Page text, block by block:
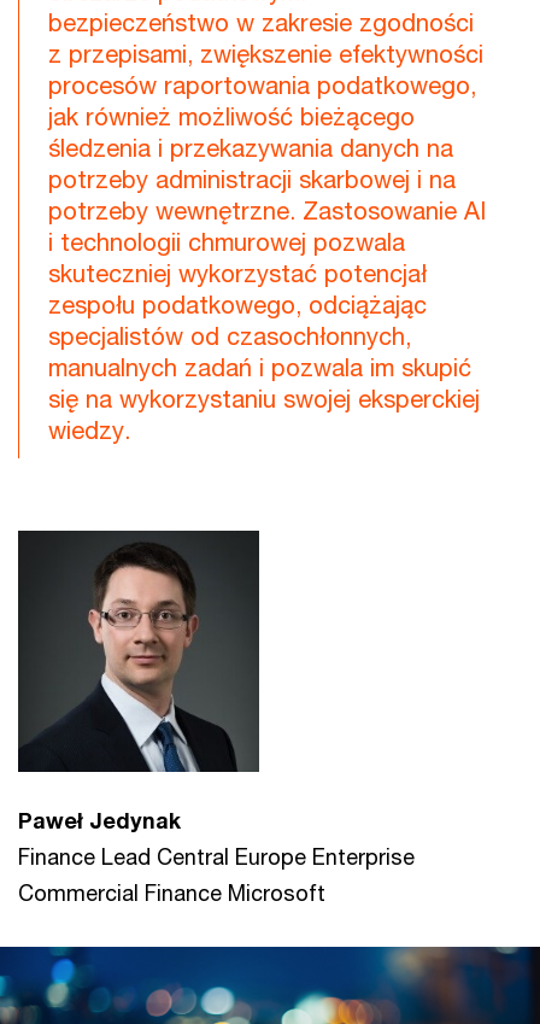
Paweł Jedynak
Finance Lead Central Europe Enterprise
Commercial Finance Microsoft
bezpieczeństwo w zakresie zgodności
z przepisami, zwiększenie efektywności
procesów raportowania podatkowego,
jak również możliwość bieżącego
śledzenia i przekazywania danych na
potrzeby administracji skarbowej i na
potrzeby wewnętrzne. Zastosowanie AI
i technologii chmurowej pozwala
skuteczniej wykorzystać potencjał
zespołu podatkowego, odciążając
specjalistów od czasochłonnych,
manualnych zadań i pozwala im skupić
się na wykorzystaniu swojej eksperckiej
wiedzy.